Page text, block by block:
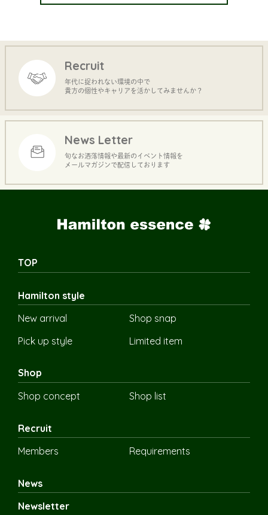
Recruit
年代に捉われない環境の中で
貴方の個性やキャリアを活かしてみませんか？
News Letter
旬なお洒落情報や最新のイベント情報を
メールマガジンで配信しております
TOP
Hamilton style
New arrival
Shop snap
Pick up style
Limited item
Shop
Shop concept
Shop list
Recruit
Members
Requirements
News
Newsletter